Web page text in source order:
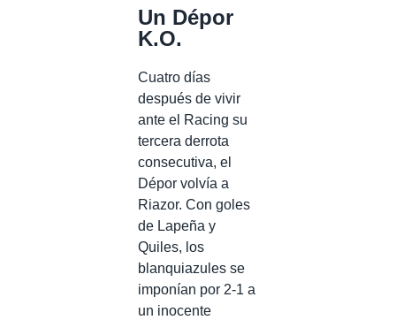
Un Dépor
K.O.
Cuatro días
después de vivir
ante el Racing su
tercera derrota
consecutiva, el
Dépor volvía a
Riazor. Con goles
de Lapeña y
Quiles, los
blanquiazules se
imponían por 2-1 a
un inocente